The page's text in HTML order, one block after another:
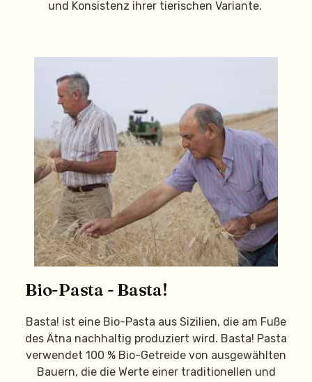
und Konsistenz ihrer tierischen Variante.
Bio-Pasta - Basta!
Basta! ist eine Bio-Pasta aus Sizilien, die am Fuße
des Ätna nachhaltig produziert wird. Basta! Pasta
verwendet 100 % Bio-Getreide von ausgewählten
Bauern, die die Werte einer traditionellen und